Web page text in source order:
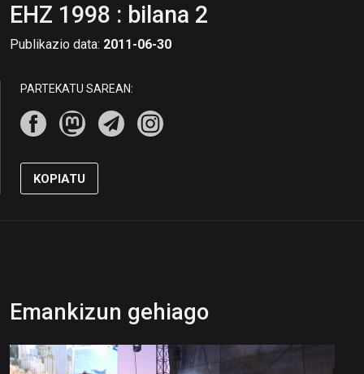
EHZ 1998 : bilana 2
Publikazio data: 2011-06-30
PARTEKATU SAREAN:
KOPIATU
Emankizun gehiago